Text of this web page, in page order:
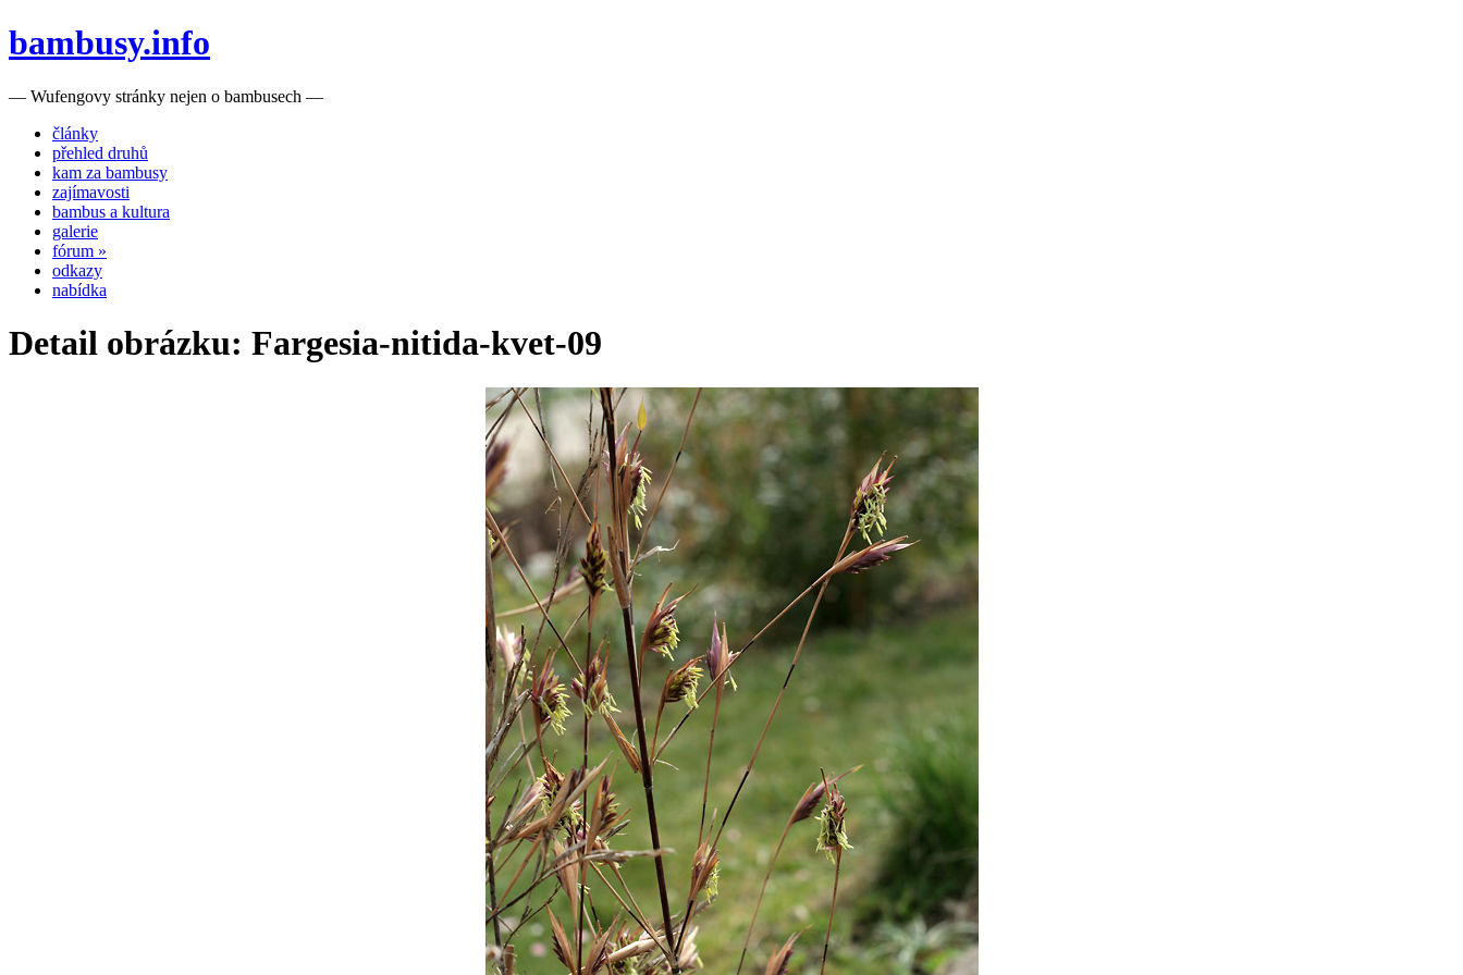
bambusy.info
— Wufengovy stránky nejen o bambusech —
články
přehled druhů
kam za bambusy
zajímavosti
bambus a kultura
galerie
fórum »
odkazy
nabídka
Detail obrázku: Fargesia-nitida-kvet-09